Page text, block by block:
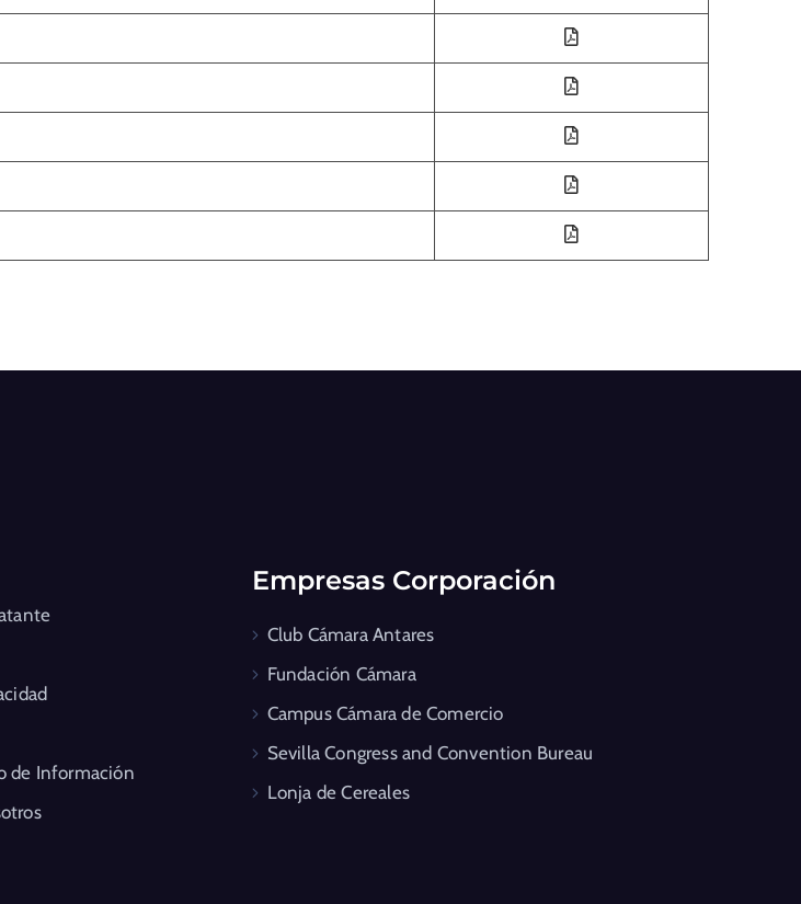
de Información
Empresas Corporación
Club Cámara Antares
Fundación Cámara
Campus Cámara de Comercio
Sevilla Congress and Convention Bureau
Lonja de Cereales